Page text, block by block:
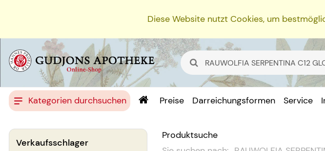
Diese Website nutzt Cookies, um
Kategorien durchsuchen Preise Darreichungsformen Service
Produktsuche
Verkaufsschlager